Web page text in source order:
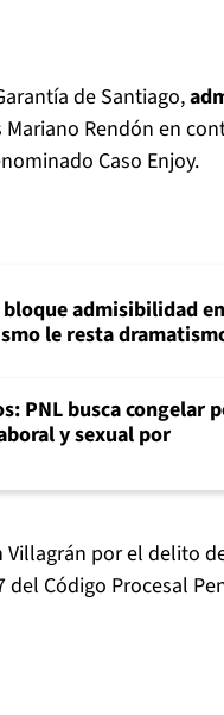
de Santiago,
Rendón en
Caso Enjoy.
admisibilidad
le resta
PNL busca congelar
y sexual por
Villagrán por el delito
Código Procesal